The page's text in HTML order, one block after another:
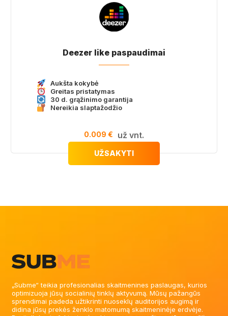
Deezer like paspaudimai
Aukšta kokybė
Greitas pristatymas
30 d. grąžinimo garantija
Nereikia slaptažodžio
0.009 € už vnt.
UŽSAKYTI
„Subme“ teikia profesionalias skaitmenines paslaugas, kurios
optimizuoja jūsų socialinių tinklų aktyvumą. Mūsų pažangūs
sprendimai padeda užtikrinti nuoseklų auditorijos augimą ir
didina jūsų prekės ženklo matomumą skaitmeninėje erdvėje.